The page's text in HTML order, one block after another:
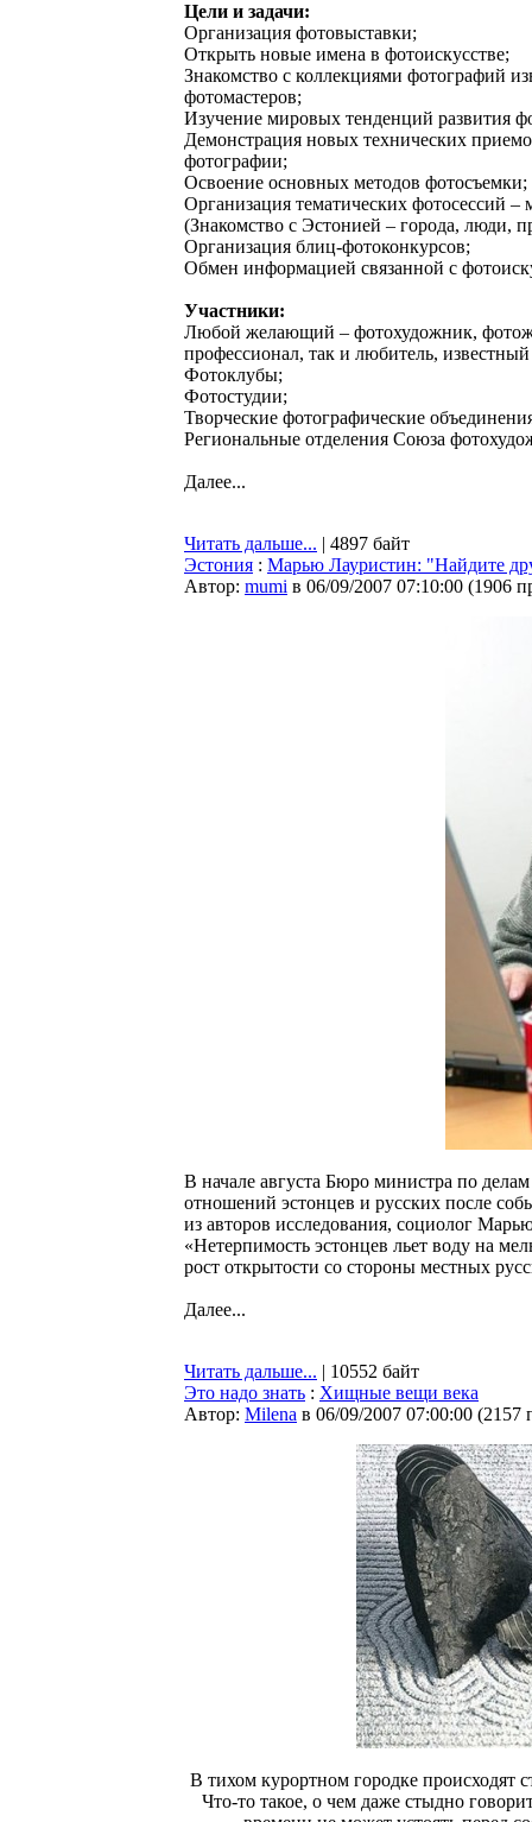
Цели и задачи:
Организация фотовыставки;
Открыть новые имена в фотоискусстве;
Знакомство с коллекциями фотографий
фотомастеров;
Изучение мировых тенденций развития
Демонстрация новых технических
фотографии;
Освоение основных методов фотосъемки;
Организация тематических фотосессий –
(Знакомство с Эстонией – города, люди,
Организация блиц-фотоконкурсов;
Обмен информацией связанной с
Участники:
Любой желающий – фотохудожник,
профессионал, так и любитель,
Фотоклубы;
Фотостудии;
Творческие фотографические
Региональные отделения Союза
Далее...
Читать дальше... | 4897 байт
Эстония : Марью Лауристин: "Найдите
Автор: mumi в 06/09/2007 07:10:00 (1906
В начале августа Бюро министра по
отношений эстонцев и русских после
из авторов исследования, социолог
«Нетерпимость эстонцев льет воду на
рост открытости со стороны местных
Далее...
Читать дальше... | 10552 байт
Это надо знать : Хищные вещи века
Автор: Milena в 06/09/2007 07:00:00 (2157
В тихом курортном городке
Что-то такое, о чем даже стыдно